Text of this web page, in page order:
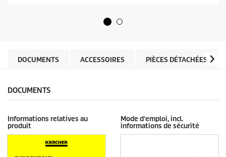
deDOCUMENTS ACCESSOIRES PIÈCES DÉTACHÉES
DOCUMENTS
Informations relatives au
produit
Mode d'emploi, incl.
informations de sécurité